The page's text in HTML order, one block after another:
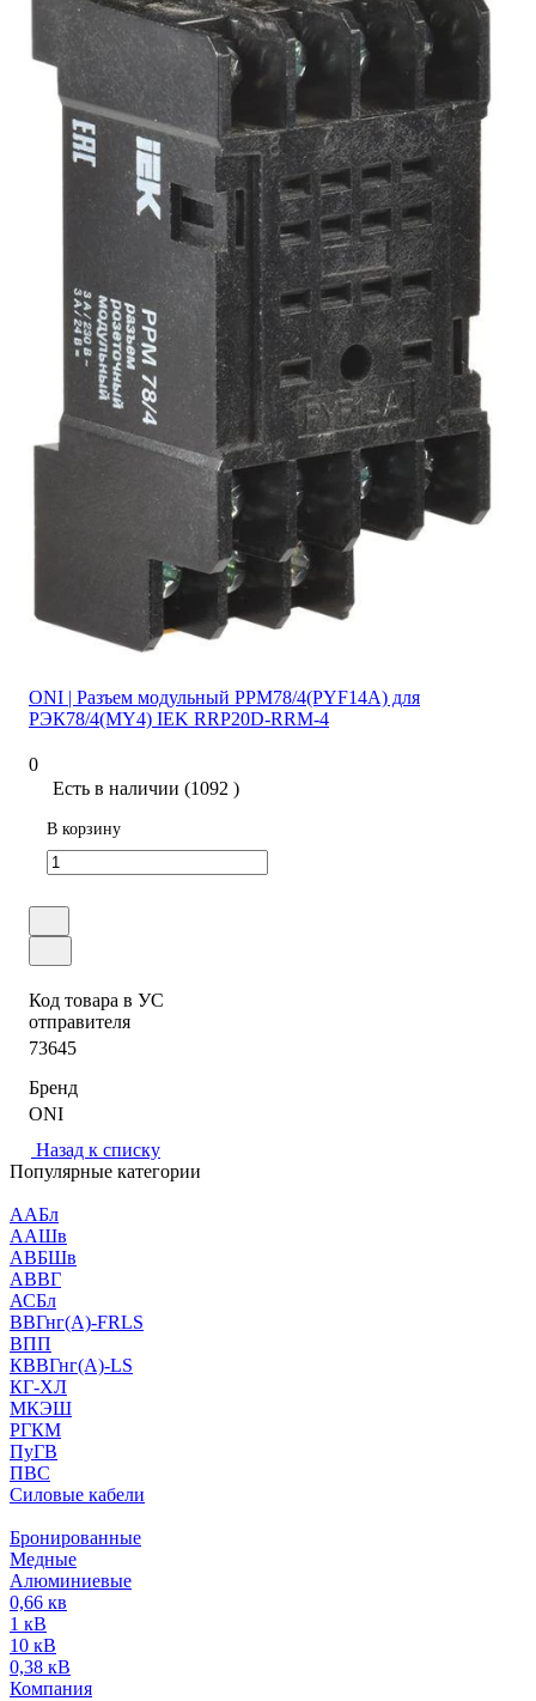
ONI | Разъем модульный РРМ78/4(PYF14A) для
РЭК78/4(MY4) IEK RRP20D-RRM-4
0
Есть в наличии (1092 )
В корзину
Код товара в УС
отправителя
73645
Бренд
ONI
Назад к списку
Популярные категории
ААБл
ААШв
АВБШв
АВВГ
АСБл
ВВГнг(А)-FRLS
ВПП
КВВГнг(А)-LS
КГ-ХЛ
МКЭШ
РГКМ
ПуГВ
ПВС
Силовые кабели
Бронированные
Медные
Алюминиевые
0,66 кв
1 кВ
10 кВ
0,38 кВ
Компания